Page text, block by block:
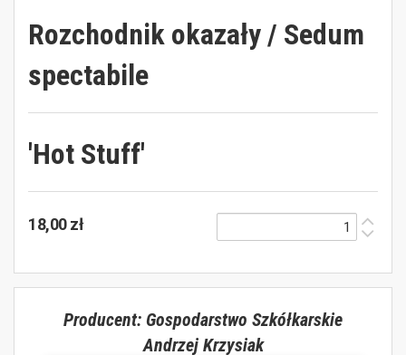
Rozchodnik okazały / Sedum
spectabile
'Hot Stuff'
18,00 zł
Producent: Gospodarstwo Szkółkarskie
Andrzej Krzysiak